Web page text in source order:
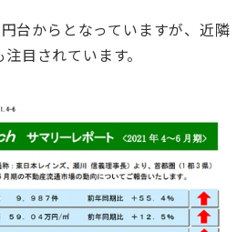
台からとなっていますが、近隣
目されています。